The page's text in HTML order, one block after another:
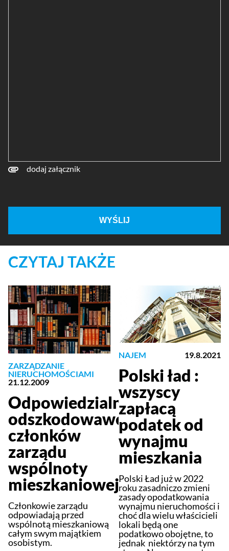
dodaj załącznik
WYŚLIJ
CZYTAJ TAKŻE
ZARZĄDZANIE
NIERUCHOMOŚCIAMI
21.12.2009
Odpowiedzialność
odszkodowawcza
członków
zarządu
wspólnoty
mieszkaniowej
Członkowie zarządu
odpowiadają przed
wspólnotą mieszkaniową
całym swym majątkiem
osobistym.
NAJEM 19.8.2021
Polski ład :
wszyscy
zapłacą
podatek od
wynajmu
mieszkania
Polski Ład już w 2022
roku zasadniczo zmieni
zasady opodatkowania
wynajmu nieruchomości i
choć dla wielu właścicieli
lokali będą one
podatkowo obojętne, to
jednak niektórzy na tym